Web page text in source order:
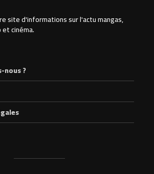
site d'informations sur l'actu mangas,
cinéma.
nous ?